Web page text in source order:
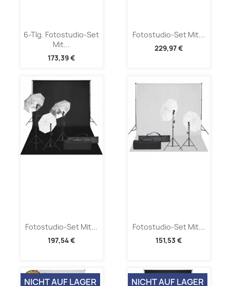
6-Tlg. Fotostudio-Set
Mit...
173,39 €
Fotostudio-Set Mit...
229,97 €
Fotostudio-Set Mit...
197,54 €
Fotostudio-Set Mit...
151,53 €
NICHT AUF LAGER NICHT AUF LAGER